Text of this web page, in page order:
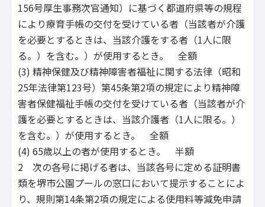
156号厚生事務次官通知）に基づく都道府県等の規程
により療育手帳の交付を受けている者（当該者が介護
を必要とするときは、当該介護をする者（1人に限
る。）を含む。）が使用するとき。 全額
(3) 精神保健及び精神障害者福祉に関する法律（昭和
25年法律第123号）第45条第2項の規定により精神障
害者保健福祉手帳の交付を受けている者（当該者が介
護を必要とするときは、当該介護者（1人に限る。）
を含む。）が使用するとき。 全額
(4) 65歳以上の者が使用するとき。 半額
2 次の各号に掲げる者は、当該各号に定める証明書
類を堺市公園プールの窓口において提示することによ
り、規則第14条第2項の規定による使用料等減免申請